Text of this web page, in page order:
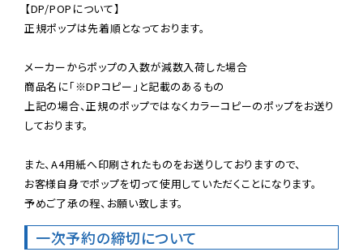
【DP/POPについて】
正規ポップは先着順となっております。
メーカーからポップの入数が減数入荷した場合
商品名に「※DPコピー」と記載のあるもの
上記の場合、正規のポップではなくカラーコピーのポップをお送り
しております。
また、A4用紙へ印刷されたものをお送りしておりますので、
お客様自身でポップを切って使用していただくことになります。
予めご了承の程、お願い致します。
一次予約の締切について